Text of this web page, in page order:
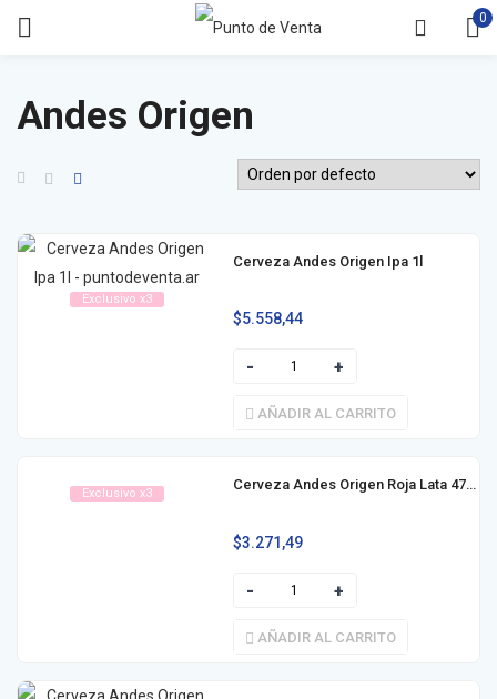
0
Andes Origen
Exclusivo x3
Cerveza Andes Origen Ipa 1l
$5.558,44
AÑADIR AL CARRITO
Exclusivo x3
Cerveza Andes Origen Roja Lata 473ml
$3.271,49
AÑADIR AL CARRITO